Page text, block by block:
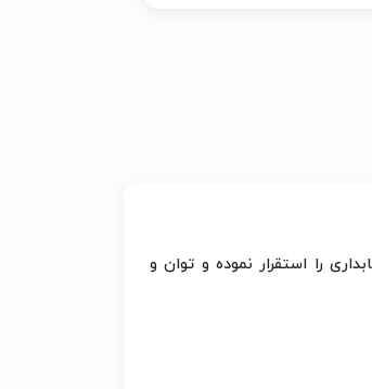
را استقرار نموده و توان و